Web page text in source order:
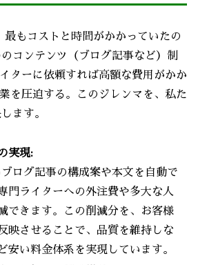
もコストと時間がかかっていたの
コンテンツ（ブログ記事など）制
ターに依頼すれば高額な費用がかか
を圧迫する。このジレンマを、私た
ます。
実現:
ログ記事の構成案や本文を自動で
門ライターへの外注費や多大な人
できます。この削減分を、お客様
映させることで、品質を維持しな
安い料金体系を実現しています。